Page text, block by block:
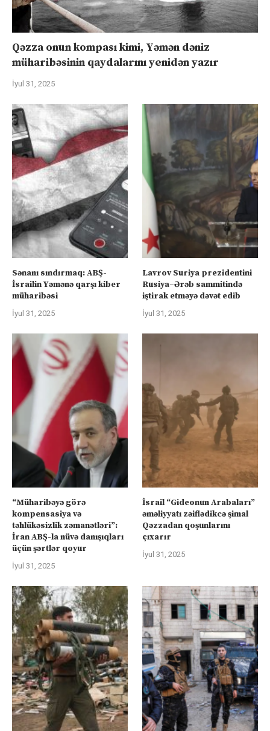
Qəzza onun kompası kimi, Yəmən dəniz
müharibəsinin qaydalarını yenidən yazır
İyul 31, 2025
Sənanı sındırmaq: ABŞ-
İsrailin Yəmənə qarşı kiber
müharibəsi
İyul 31, 2025
Lavrov Suriya prezidentini
Rusiya–Ərəb sammitində
iştirak etməyə dəvət edib
İyul 31, 2025
“Müharibəyə görə
kompensasiya və
təhlükəsizlik zəmanətləri”:
İran ABŞ-la nüvə danışıqları
üçün şərtlər qoyur
İyul 31, 2025
İsrail “Gideonun Arabaları”
əməliyyatı zəiflədikcə şimal
Qəzzadan qoşunlarını
çıxarır
İyul 31, 2025